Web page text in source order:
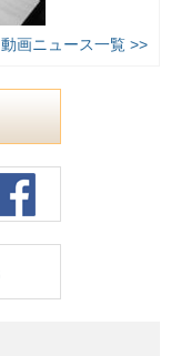
動画ニュース一覧 >>